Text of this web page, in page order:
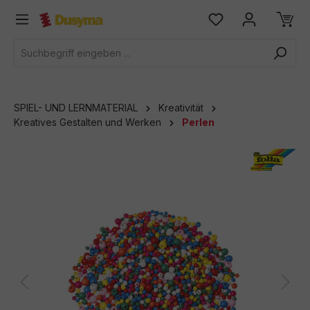
springen
SPIEL- UND LERNMATERIAL
Kreativität
Kreatives Gestalten und Werken
Perlen
Bildergalerie überspringen